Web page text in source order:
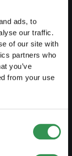
ads, to
our traffic.
of our site with
partners who
you’ve
from your use